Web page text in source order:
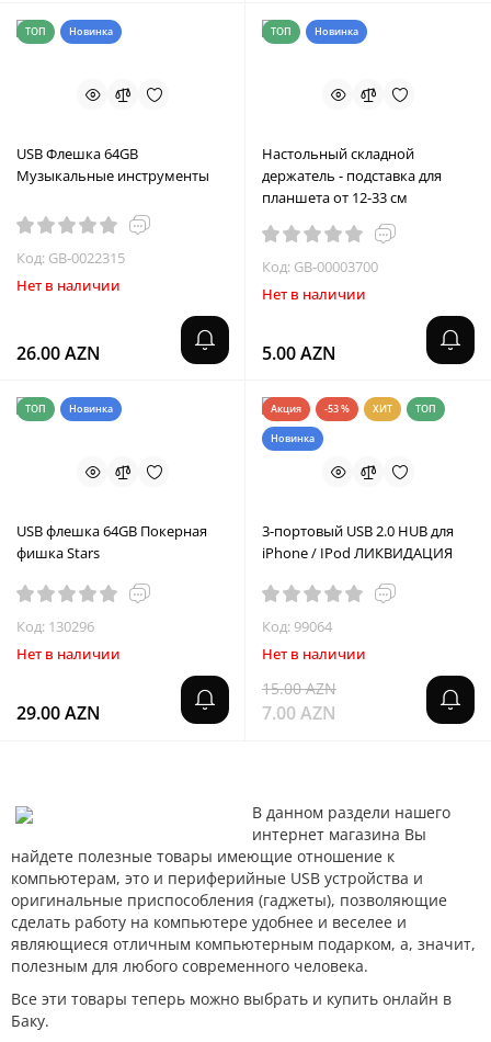
ТОП Новинка
USB Флешка 64GB
Музыкальные инструменты
Код: GB-0022315
Нет в наличии
26.00 AZN
ТОП Новинка
Настольный складной
держатель - подставка для
планшета от 12-33 см
Код: GB-00003700
Нет в наличии
5.00 AZN
ТОП Новинка
USB флешка 64GB Покерная
фишка Stars
Код: 130296
Нет в наличии
29.00 AZN
Акция -53 % ХИТ ТОП
Новинка
3-портовый USB 2.0 HUB для
iPhone / IPod ЛИКВИДАЦИЯ
Код: 99064
Нет в наличии
15.00 AZN
7.00 AZN
В данном раздели нашего
интернет магазина Вы
найдете полезные товары имеющие отношение к
компьютерам, это и периферийные USB устройства и
оригинальные приспособления (гаджеты), позволяющие
сделать работу на компьютере удобнее и веселее и
являющиеся отличным компьютерным подарком, а, значит,
полезным для любого современного человека.
Все эти товары теперь можно выбрать и купить онлайн в
Баку.